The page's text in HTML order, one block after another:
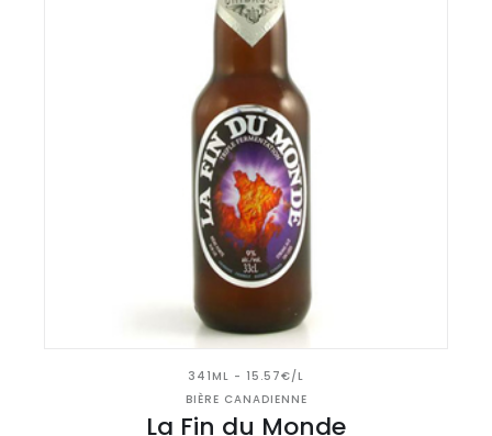
341ML - 15.57€/L
BIÈRE CANADIENNE
La Fin du Monde